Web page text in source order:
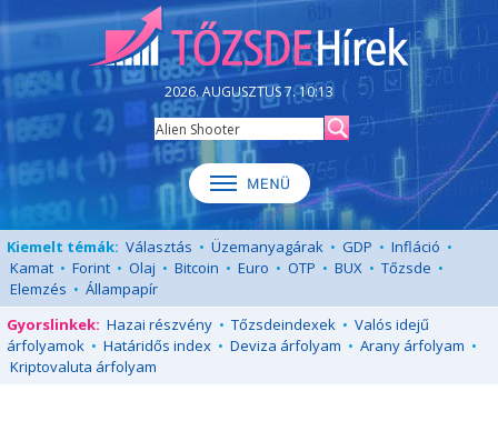
2026. AUGUSZTUS 7. 10:13
Kiemelt témák: Választás • Üzemanyagárak • GDP • Infláció •
Kamat • Forint • Olaj • Bitcoin • Euro • OTP • BUX • Tőzsde •
Elemzés • Állampapír
Gyorslinkek: Hazai részvény • Tőzsdeindexek • Valós idejű
árfolyamok • Határidős index • Deviza árfolyam • Arany árfolyam •
Kriptovaluta árfolyam